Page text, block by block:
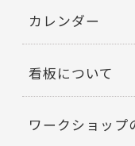
カレンダー
看板について
ワークショップ